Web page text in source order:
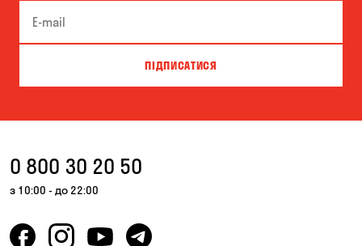
ПІДПИСАТИСЯ
0 800 30 20 50
з 10:00 - до 22:00